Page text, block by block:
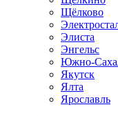
Щёлково
Элиста
Энгельс
Южно-
Якутск
Ялта
Ярославль